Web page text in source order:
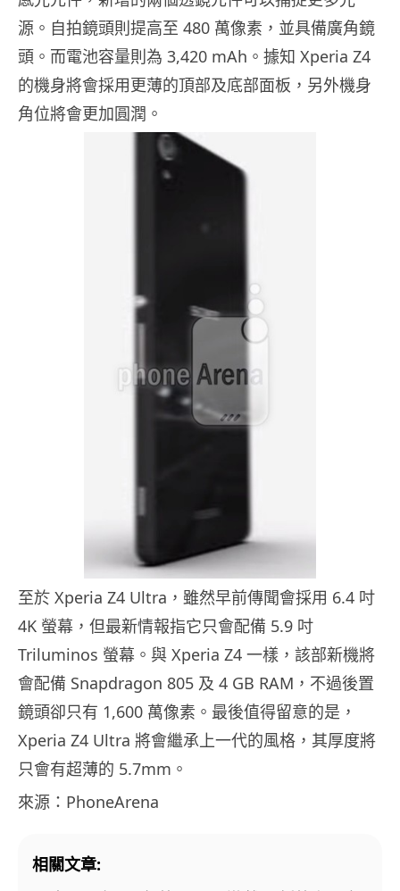
源。自拍鏡頭則提高至 480 萬像素，並具備廣角鏡
頭。而電池容量則為 3,420 mAh。據知 Xperia Z4
的機身將會採用更薄的頂部及底部面板，另外機身
角位將會更加圓潤。
至於 Xperia Z4 Ultra，雖然早前傳聞會採用 6.4 吋
4K 螢幕，但最新情報指它只會配備 5.9 吋
Triluminos 螢幕。與 Xperia Z4 一樣，該部新機將
會配備 Snapdragon 805 及 4 GB RAM，不過後置
鏡頭卻只有 1,600 萬像素。最後值得留意的是，
Xperia Z4 Ultra 將會繼承上一代的風格，其厚度將
只會有超薄的 5.7mm。
來源：PhoneArena
相關文章: